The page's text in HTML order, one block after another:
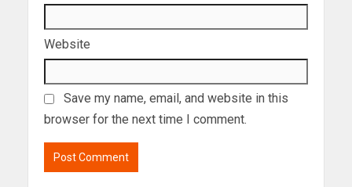
Website
Save my name, email, and website in this
browser for the next time I comment.